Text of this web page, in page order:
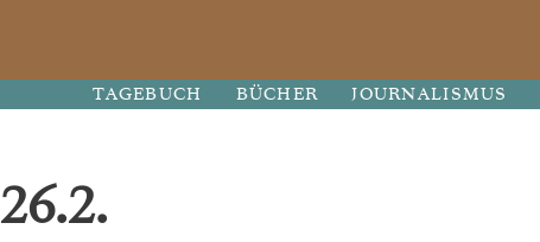
TAGEBUCH BÜCHER JOURNALISMUS
26.2.